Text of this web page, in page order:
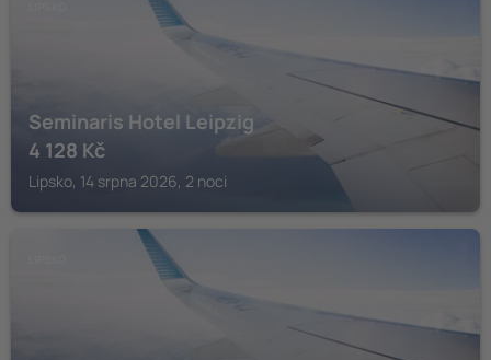
Seminaris Hotel Leipzig
4 128 Kč
Lipsko, 14 srpna 2026, 2 noci